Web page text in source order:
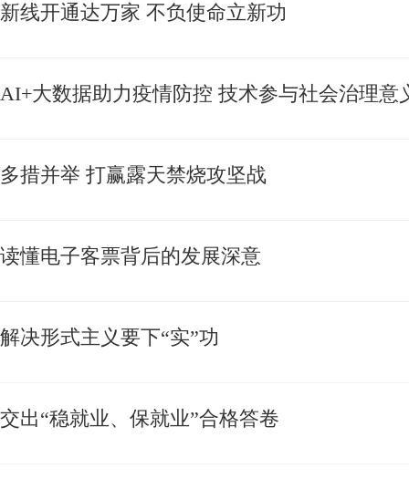
新线开通达万家 不负使命立新功
AI+大数据助力疫情防控 技术参与社会治理意
多措并举 打赢露天禁烧攻坚战
读懂电子客票背后的发展深意
解决形式主义要下“实”功
交出“稳就业、保就业”合格答卷